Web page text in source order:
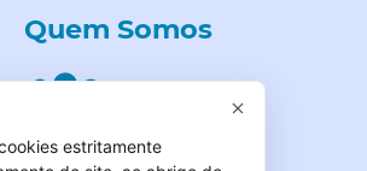
Quem Somos
estritamente